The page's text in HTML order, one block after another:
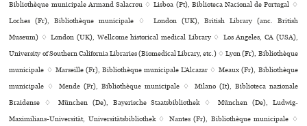
Bibliothèque muni­ci­pale Armand Salacrou ♢ Lisboa (Pt), Biblioteca Nacional de Portugal ♢
Loches (Fr), Bibliothèque muni­ci­pale ♢ London (UK), British Library (anc. British
Museum) ♢ London (UK), Wellcome his­to­ri­cal medi­cal Library ♢ Los Angeles, CA (USA),
University of Southern California Libraries (Biomedical Library, etc.) ♢ Lyon (Fr), Bibliothèque
muni­ci­pale ♢ Marseille (Fr), Bibliothèque muni­ci­pale L’Alcazar ♢ Meaux (Fr), Bibliothèque
muni­ci­pale ♢ Mende (Fr), Bibliothèque muni­ci­pale ♢ Milano (It), Biblioteca nazio­nale
Braidense ♢ München (De), Bayerische Staatsbibliothek ♢ München (De), Ludwig-
Maximilians-Universität, Universitätsbibliothek ♢ Nantes (Fr), Bibliothèque muni­ci­pale ♢